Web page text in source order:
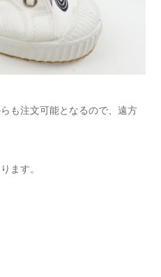
も注文可能となるので、遠方
ます。